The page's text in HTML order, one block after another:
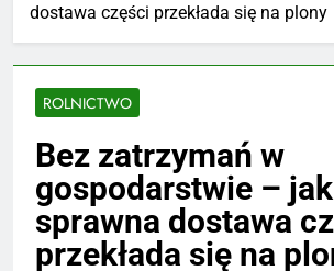
dostawa części przekłada się na plony
ROLNICTWO
Bez zatrzymań w
gospodarstwie – jak
sprawna dostawa
przekłada się na